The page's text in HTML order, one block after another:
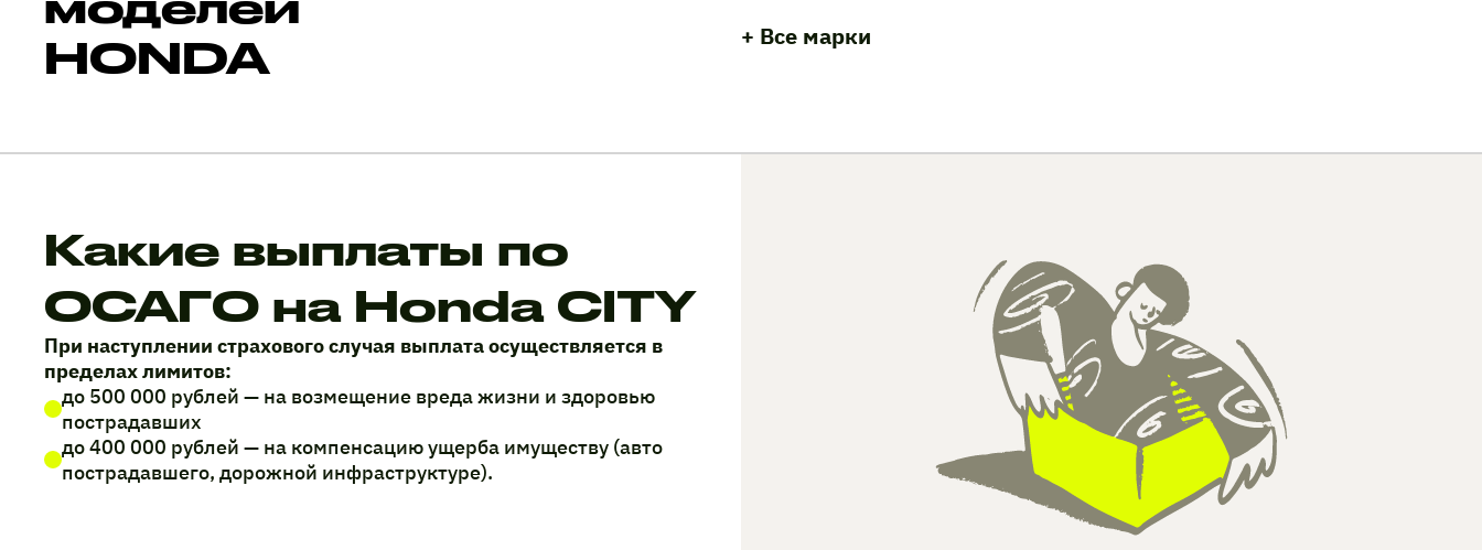
HONDA
+ Все марки
Какие выплаты по
ОСАГО на Honda CITY
При наступлении страхового случая выплата осуществляется в
пределах лимитов:
до 500 000 рублей — на возмещение вреда жизни и здоровью
пострадавших
до 400 000 рублей — на компенсацию ущерба имуществу (авто
пострадавшего, дорожной инфраструктуре).